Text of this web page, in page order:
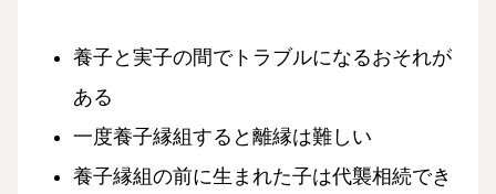
養子と実子の間でトラブルになるおそれが
ある
一度養子縁組すると離縁は難しい
養子縁組の前に生まれた子は代襲相続でき